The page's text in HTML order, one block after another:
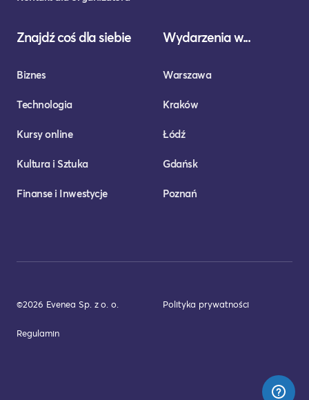
Znajdź coś dla siebie
Biznes
Technologia
Kursy online
Kultura i Sztuka
Finanse i Inwestycje
Wydarzenia w...
Warszawa
Kraków
Łódź
Gdańsk
Poznań
©2026 Evenea Sp. z o. o. Polityka prywatności
Regulamin